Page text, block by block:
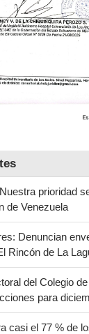
prioridad
de Venezuela
Denuncian
Rincón de La
del Colegio
para
casi el 77 % de